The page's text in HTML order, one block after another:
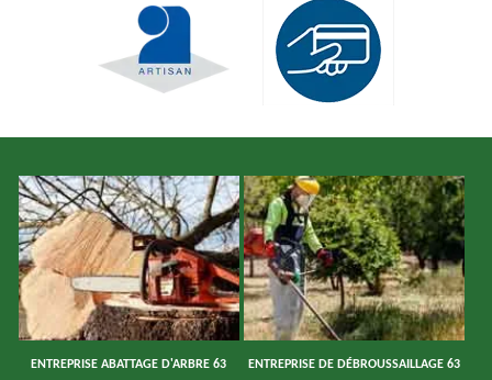
ENTREPRISE ABATTAGE D'ARBRE 63 ENTREPRISE DE DÉBROUSSAILLAGE 63